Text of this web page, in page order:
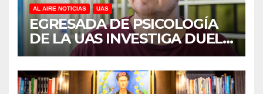
AL AIRE NOTICIAS UAS
EGRESADA DE PSICOLOGÍA
DE LA UAS INVESTIGA DUELO
ANTICIPADO Y SOBRECARGA
EN CUIDADORES DE
ADULTOS MAYORES